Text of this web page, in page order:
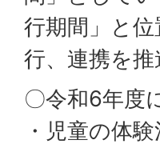
行期間」と
行、連携を推
〇令和6年度
・児童の体